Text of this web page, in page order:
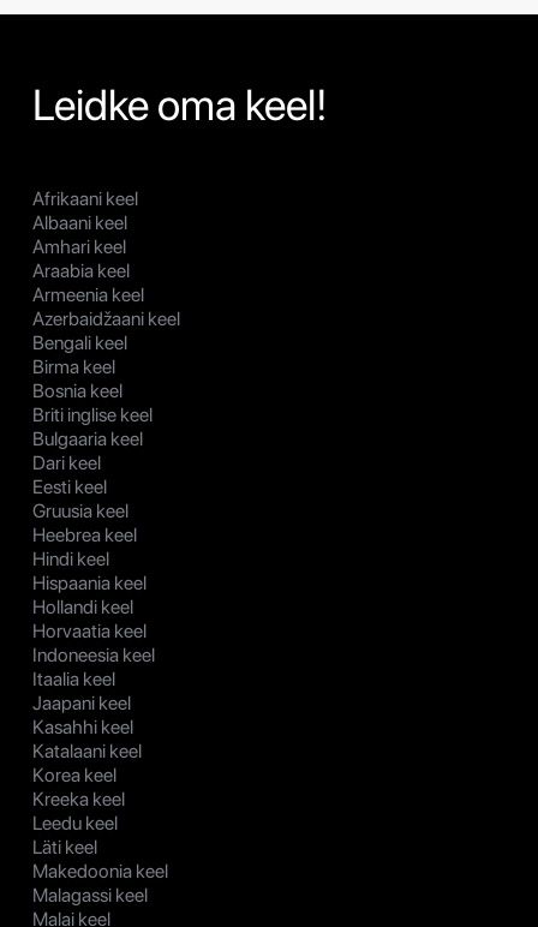
Leidke oma keel!
Afrikaani keel
Albaani keel
Amhari keel
Araabia keel
Armeenia keel
Azerbaidžaani keel
Bengali keel
Birma keel
Bosnia keel
Briti inglise keel
Bulgaaria keel
Dari keel
Eesti keel
Gruusia keel
Heebrea keel
Hindi keel
Hispaania keel
Hollandi keel
Horvaatia keel
Indoneesia keel
Itaalia keel
Jaapani keel
Kasahhi keel
Katalaani keel
Korea keel
Kreeka keel
Leedu keel
Läti keel
Makedoonia keel
Malagassi keel
Malai keel